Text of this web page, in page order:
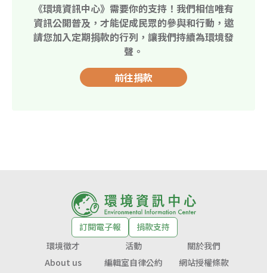
《環境資訊中心》需要你的支持！我們相信唯有
資訊公開普及，才能促成民眾的參與和行動，邀
請您加入定期捐款的行列，讓我們持續為環境發
聲。
前往捐款
訂閱電子報
捐款支持
環境徵才
活動
關於我們
About us
編輯室自律公約
網站授權條款